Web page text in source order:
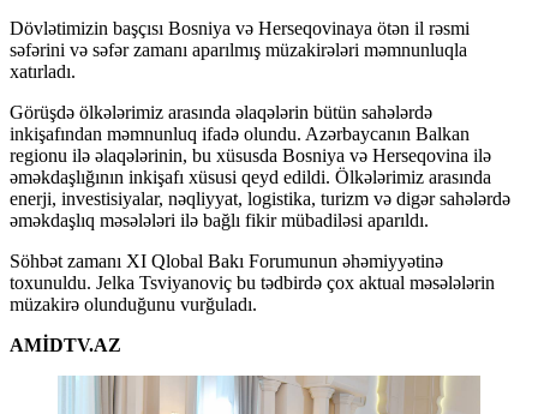
Dövlətimizin başçısı Bosniya və Herseqovinaya ötən il rəsmi
səfərini və səfər zamanı aparılmış müzakirələri məmnunluqla
xatırladı.
Görüşdə ölkələrimiz arasında əlaqələrin bütün sahələrdə
inkişafından məmnunluq ifadə olundu. Azərbaycanın Balkan
regionu ilə əlaqələrinin, bu xüsusda Bosniya və Herseqovina ilə
əməkdaşlığının inkişafı xüsusi qeyd edildi. Ölkələrimiz arasında
enerji, investisiyalar, nəqliyyat, logistika, turizm və digər sahələrdə
əməkdaşlıq məsələləri ilə bağlı fikir mübadiləsi aparıldı.
Söhbət zamanı XI Qlobal Bakı Forumunun əhəmiyyətinə
toxunuldu. Jelka Tsviyanoviç bu tədbirdə çox aktual məsələlərin
müzakirə olunduğunu vurğuladı.
AMİDTV.AZ